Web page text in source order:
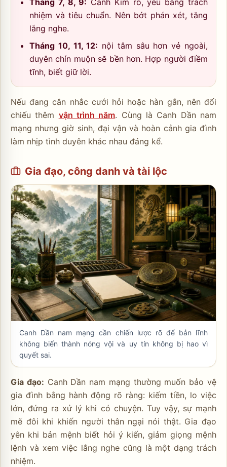
Tháng 7, 8, 9: Canh Kim rõ, yêu bằng trách
nhiệm và tiêu chuẩn. Nên bớt phán xét, tăng
lắng nghe.
Tháng 10, 11, 12: nội tâm sâu hơn vẻ ngoài,
duyên chín muộn sẽ bền hơn. Hợp người điềm
tĩnh, biết giữ lời.
Nếu đang cân nhắc cưới hỏi hoặc hàn gắn, nên đối
chiếu thêm vận trình năm. Cùng là Canh Dần nam
mạng nhưng giờ sinh, đại vận và hoàn cảnh gia đình
làm nhịp tình duyên khác nhau đáng kể.
Gia đạo, công danh và tài lộc
Canh Dần nam mạng cần chiến lược rõ để bản lĩnh
không biến thành nóng vội và uy tín không bị hao vì
quyết sai.
Gia đạo: Canh Dần nam mạng thường muốn bảo vệ
gia đình bằng hành động rõ ràng: kiếm tiền, lo việc
lớn, đứng ra xử lý khi có chuyện. Tuy vậy, sự mạnh
mẽ đôi khi khiến người thân ngại nói thật. Gia đạo
yên khi bản mệnh biết hỏi ý kiến, giảm giọng mệnh
lệnh và xem việc lắng nghe cũng là một dạng trách
nhiệm.